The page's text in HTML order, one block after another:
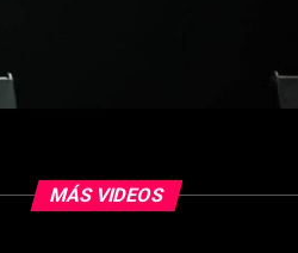
MÁS VIDEOS